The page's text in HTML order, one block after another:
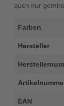
auch nur
Farben
Hersteller
EAN